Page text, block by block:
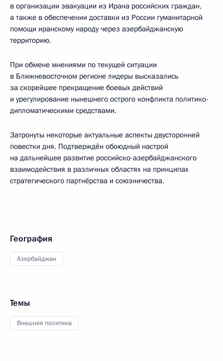
в организации эвакуации из Ирана российских граждан,
а также в обеспечении доставки из России гуманитарной
помощи иранскому народу через азербайджанскую
территорию.
При обмене мнениями по текущей ситуации
в Ближневосточном регионе лидеры высказались
за скорейшее прекращение боевых действий
и урегулирование нынешнего острого конфликта политико-
дипломатическими средствами.
Затронуты некоторые актуальные аспекты двусторонней
повестки дня. Подтверждён обоюдный настрой
на дальнейшее развитие российско-азербайджанского
взаимодействия в различных областях на принципах
стратегического партнёрства и союзничества.
География
Азербайджан
Темы
Внешняя политика